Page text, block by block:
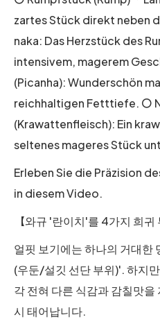
zartes Stück direkt neben
naka: Das Herzstück des
intensivem, magerem
(Picanha): Wunderschön
reichhaltigen Fetttiefe. 〇
(Krawattenfleisch): Ein
seltenes mageres Stück
Erleben Sie die Präzision
in diesem Video.
【와규 '란이치'를 4가지 희귀
얼핏 보기에는 하나의 거대한
(우둔/설깃 선단 부위)'. 하지
각 전혀 다른 식감과 감칠맛
시 태어납니다.